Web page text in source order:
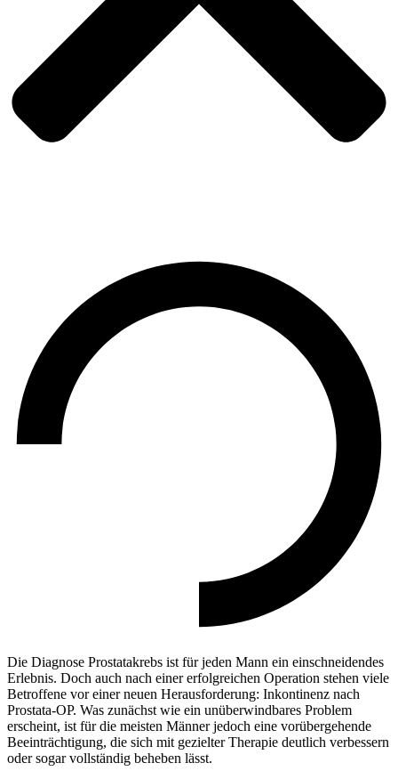
Die Diagnose Prostatakrebs ist für jeden Mann ein einschneidendes
Erlebnis. Doch auch nach einer erfolgreichen Operation stehen viele
Betroffene vor einer neuen Herausforderung: Inkontinenz nach
Prostata-OP. Was zunächst wie ein unüberwindbares Problem
erscheint, ist für die meisten Männer jedoch eine vorübergehende
Beeinträchtigung, die sich mit gezielter Therapie deutlich verbessern
oder sogar vollständig beheben lässt.